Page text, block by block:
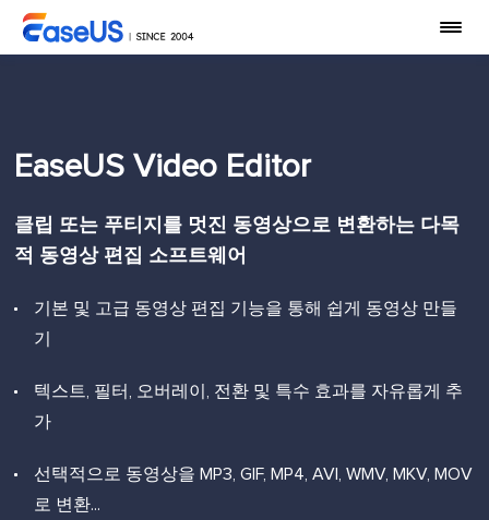
EaseUS Video Editor
클립 또는 푸티지를 멋진 동영상으로 변환하는 다목
적 동영상 편집 소프트웨어
기본 및 고급 동영상 편집 기능을 통해 쉽게 동영상 만들
기
텍스트, 필터, 오버레이, 전환 및 특수 효과를 자유롭게 추
가
선택적으로 동영상을 MP3, GIF, MP4, AVI, WMV, MKV, MOV
로 변환...